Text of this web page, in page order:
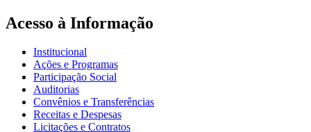
Acesso à Informação
Institucional
Ações e Programas
Participação Social
Auditorias
Convênios e Transferências
Receitas e Despesas
Licitações e Contratos